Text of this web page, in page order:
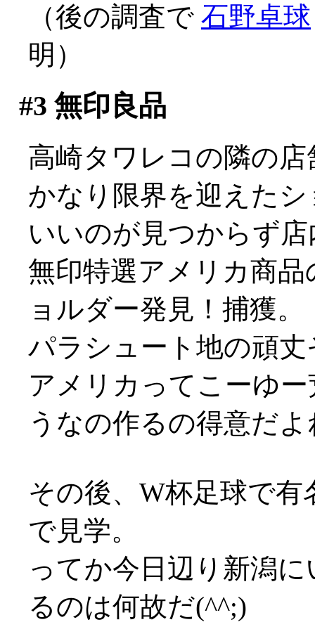
（後の調査で 石野卓球
明）
#3 無印良品
高崎タワレコの隣の
かなり限界を迎えた
いいのが見つからず
無印特選アメリカ商
ョルダー発見！捕獲。
パラシュート地の頑
アメリカってこーゆ
うなの作るの得意だ
その後、W杯足球で
で見学。
ってか今日辺り新潟
るのは何故だ(^^;)